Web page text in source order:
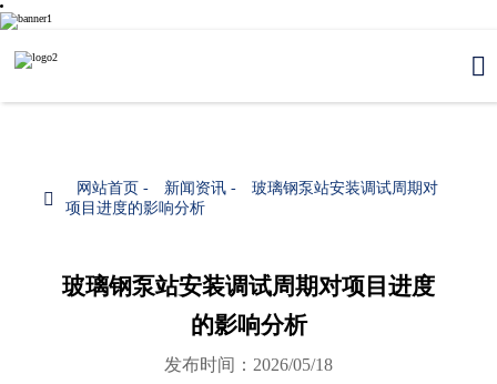


网站首页 - 新闻资讯-
玻璃钢泵站安装调试周期对
项目进度的影响分析
玻璃钢泵站安装调试周期对项目进度
的影响分析
发布时间：2026/05/18